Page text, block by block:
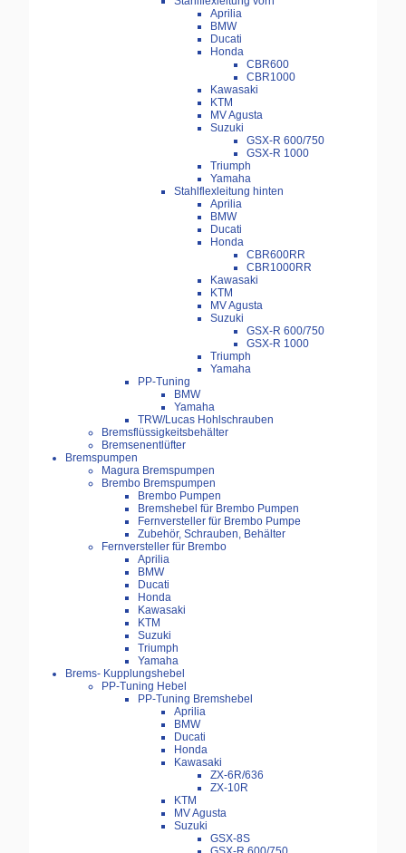
Aprilia
BMW
Ducati
Honda
CBR600
CBR1000
Kawasaki
KTM
MV Agusta
Suzuki
GSX-R 600/750
GSX-R 1000
Triumph
Yamaha
Stahlflexleitung hinten
Aprilia
BMW
Ducati
Honda
CBR600RR
CBR1000RR
Kawasaki
KTM
MV Agusta
Suzuki
GSX-R 600/750
GSX-R 1000
Triumph
Yamaha
PP-Tuning
BMW
Yamaha
TRW/Lucas Hohlschrauben
Bremsflüssigkeitsbehälter
Bremsenentlüfter
Bremspumpen
Magura Bremspumpen
Brembo Bremspumpen
Brembo Pumpen
Bremshebel für Brembo Pumpen
Fernversteller für Brembo Pumpe
Zubehör, Schrauben, Behälter
Fernversteller für Brembo
Aprilia
BMW
Ducati
Honda
Kawasaki
KTM
Suzuki
Triumph
Yamaha
Brems- Kupplungshebel
PP-Tuning Hebel
PP-Tuning Bremshebel
Aprilia
BMW
Ducati
Honda
Kawasaki
ZX-6R/636
ZX-10R
KTM
MV Agusta
Suzuki
GSX-8S